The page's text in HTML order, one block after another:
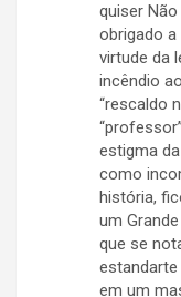
quiser
obrigado
virtude da
incêndio
“rescaldo
estigma
como
história,
um
que se
em um